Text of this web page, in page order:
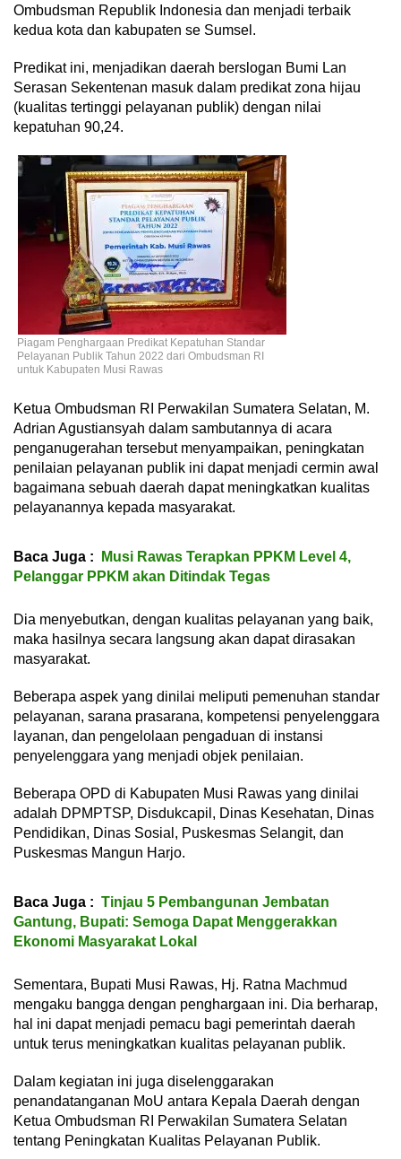
Ombudsman Republik Indonesia dan menjadi terbaik
kedua kota dan kabupaten se Sumsel.
Predikat ini, menjadikan daerah berslogan Bumi Lan
Serasan Sekentenan masuk dalam predikat zona hijau
(kualitas tertinggi pelayanan publik) dengan nilai
kepatuhan 90,24.
Piagam Penghargaan Predikat Kepatuhan Standar
Pelayanan Publik Tahun 2022 dari Ombudsman RI
untuk Kabupaten Musi Rawas
Ketua Ombudsman RI Perwakilan Sumatera Selatan, M.
Adrian Agustiansyah dalam sambutannya di acara
penganugerahan tersebut menyampaikan, peningkatan
penilaian pelayanan publik ini dapat menjadi cermin awal
bagaimana sebuah daerah dapat meningkatkan kualitas
pelayanannya kepada masyarakat.
Baca Juga :
Musi Rawas Terapkan PPKM Level 4,
Pelanggar PPKM akan Ditindak Tegas
Dia menyebutkan, dengan kualitas pelayanan yang baik,
maka hasilnya secara langsung akan dapat dirasakan
masyarakat.
Beberapa aspek yang dinilai meliputi pemenuhan standar
pelayanan, sarana prasarana, kompetensi penyelenggara
layanan, dan pengelolaan pengaduan di instansi
penyelenggara yang menjadi objek penilaian.
Beberapa OPD di Kabupaten Musi Rawas yang dinilai
adalah DPMPTSP, Disdukcapil, Dinas Kesehatan, Dinas
Pendidikan, Dinas Sosial, Puskesmas Selangit, dan
Puskesmas Mangun Harjo.
Baca Juga : Tinjau 5 Pembangunan Jembatan
Gantung, Bupati: Semoga Dapat Menggerakkan
Ekonomi Masyarakat Lokal
Sementara, Bupati Musi Rawas, Hj. Ratna Machmud
mengaku bangga dengan penghargaan ini. Dia berharap,
hal ini dapat menjadi pemacu bagi pemerintah daerah
untuk terus meningkatkan kualitas pelayanan publik.
Dalam kegiatan ini juga diselenggarakan
penandatanganan MoU antara Kepala Daerah dengan
Ketua Ombudsman RI Perwakilan Sumatera Selatan
tentang Peningkatan Kualitas Pelayanan Publik.